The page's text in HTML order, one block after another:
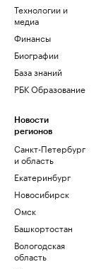
Технологии и
медиа
Финансы
Биографии
База знаний
РБК Образование
Новости
регионов
Санкт-Петербург
и область
Екатеринбург
Новосибирск
Омск
Башкортостан
Вологодская
область